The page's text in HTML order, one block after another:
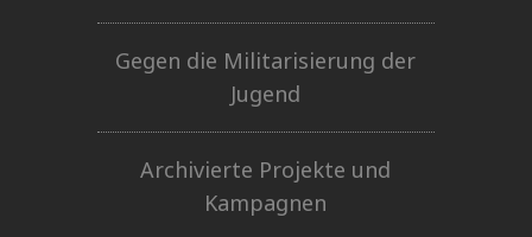
Gegen die Militarisierung der
Jugend
Archivierte Projekte und
Kampagnen